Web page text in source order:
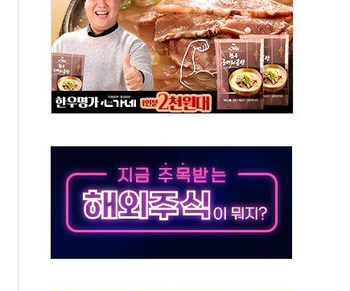
초화학 가격 강세 완화"
으로 확산...헬기 3대 투입 진화 중
이스
에이버튼 CD
현산 참여…'공사비 인상 차단' 조건
실적 우려에 이틀째 하락...토픽스는 상승
억 '흑자전환'
판에 반박..."디지털 환경 변화에 따른 것"